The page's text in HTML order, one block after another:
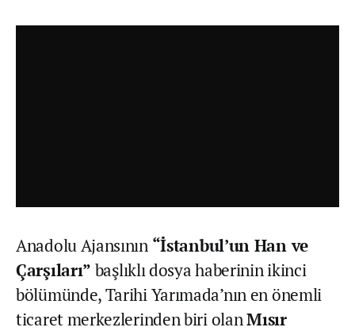
Anadolu Ajansının“İstanbul’un Han ve
Çarşıları” başlıklı dosya haberinin ikinci
bölümünde, Tarihi Yarımada’nın en önemli
ticaret merkezlerinden biri olanMısır